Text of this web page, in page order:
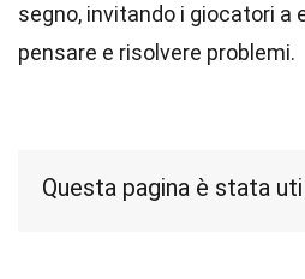
segno, invitando i giocatori a
pensare e risolvere problemi.
Questa pagina è stata